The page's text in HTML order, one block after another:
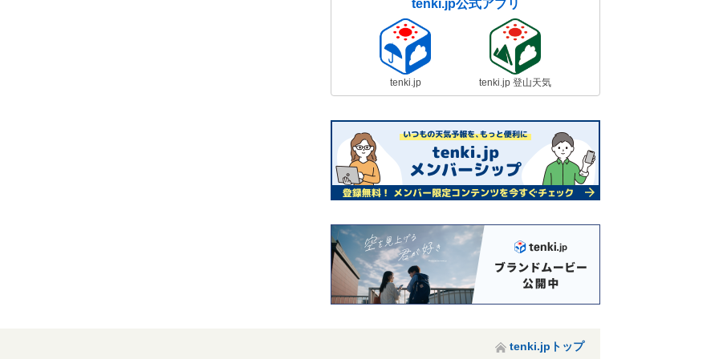
tenki.jp公式アプリ
tenki.jp tenki.jp 登山天気
tenki.jpトップ